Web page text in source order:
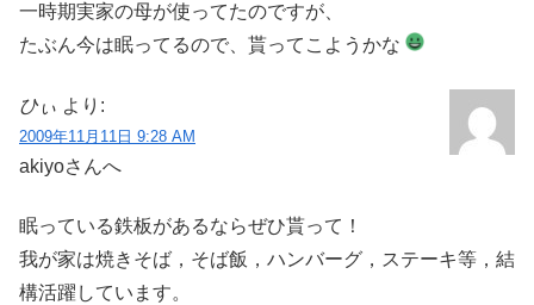
一時期実家の母が使ってたのですが、
たぶん今は眠ってるので、貰ってこようかな
ひぃ より:
2009年11月11日 9:28 AM
akiyoさんへ
眠っている鉄板があるならぜひ貰って！
我が家は焼きそば，そば飯，ハンバーグ，ステーキ等，結
構活躍しています。